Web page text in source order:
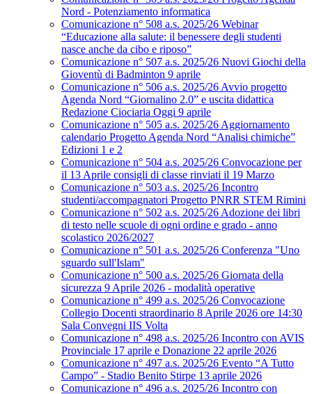
Nord - Potenziamento informatica
Comunicazione n° 508 a.s. 2025/26 Webinar
“Educazione alla salute: il benessere degli studenti
nasce anche da cibo e riposo”
Comunicazione n° 507 a.s. 2025/26 Nuovi Giochi della
Gioventù di Badminton 9 aprile
Comunicazione n° 506 a.s. 2025/26 Avvio progetto
Agenda Nord “Giornalino 2.0” e uscita didattica
Redazione Ciociaria Oggi 9 aprile
Comunicazione n° 505 a.s. 2025/26 Aggiornamento
calendario Progetto Agenda Nord “Analisi chimiche”
Edizioni 1 e 2
Comunicazione n° 504 a.s. 2025/26 Convocazione per
il 13 Aprile consigli di classe rinviati il 19 Marzo
Comunicazione n° 503 a.s. 2025/26 Incontro
studenti/accompagnatori Progetto PNRR STEM Rimini
Comunicazione n° 502 a.s. 2025/26 Adozione dei libri
di testo nelle scuole di ogni ordine e grado - anno
scolastico 2026/2027
Comunicazione n° 501 a.s. 2025/26 Conferenza "Uno
sguardo sull'Islam"
Comunicazione n° 500 a.s. 2025/26 Giornata della
sicurezza 9 Aprile 2026 - modalità operative
Comunicazione n° 499 a.s. 2025/26 Convocazione
Collegio Docenti straordinario 8 Aprile 2026 ore 14:30
Sala Convegni IIS Volta
Comunicazione n° 498 a.s. 2025/26 Incontro con AVIS
Provinciale 17 aprile e Donazione 22 aprile 2026
Comunicazione n° 497 a.s. 2025/26 Evento “A Tutto
Campo” - Stadio Benito Stirpe 13 aprile 2026
Comunicazione n° 496 a.s. 2025/26 Incontro con